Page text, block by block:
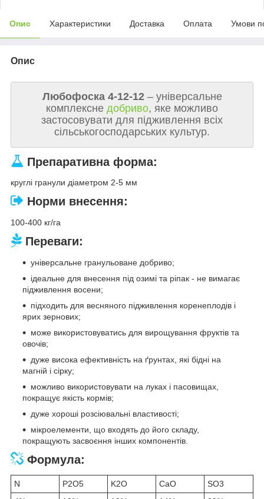
Опис Характеристики Доставка Оплата Умови
Опис
Любофоска 4-12-12– універсальне
комплексне добриво, яке можливо
застосовувати для підживлення всіх
сільськогосподарських культур.
Препаративна форма:
круглі гранули діаметром 2-5 мм
Норми внесення:
100-400 кг/га
Переваги:
універсальне гранульоване добриво;
ідеальне для внесення під озимі та ріпак - не вимагає
підживлення восени;
підходить для весняного підживлення коренеплодів і
ярих зернових;
може використовуватись для вирощування фруктів та
овочів;
дуже висока ефективність на ґрунтах, які бідні на
магній і сірку;
можливо використовувати на луках і пасовищах,
покращує якість кормів;
дуже хороші розсіювальні властивості;
мікроелементи, що входять до його складу,
покращують засвоєння інших компонентів.
Формула:
N P2O5 K2O CaO
SO3